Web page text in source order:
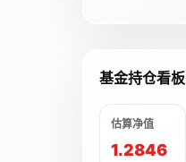
基金持仓看板
估算净值
1.2846